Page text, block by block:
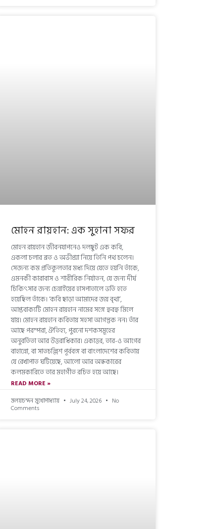
মোহন রায়হান: এক সুহানা সফর
মোহন রায়হান জীবনযাপনেও দলছুট এক কবি,
একলা চলার ব্রত ও অভীপ্সা নিয়ে তিনি পথ চলেন।
সেজন্য কম প্রতিকূলতার মধ্য দিয়ে যেতে হয়নি তাঁকে,
এমনকী কারাবাস ও শারীরিক নির্যাতন, যে জন্য দীর্ঘ
চিকিৎসার জন্য চেন্নাইয়ের হাসপাতালে ভর্তি হতে
হয়েছিল তাঁকে। ‘কবি ছাড়া আমাদের জয় বৃথা’,
আপ্তবাক্যটি মোহন রায়হান নামের সঙ্গে হুবহু মিলে
যায়। মোহন রায়হান কবিতায় সহসা আগন্তুক নন। তাঁর
আছে পরম্পরা, ঐতিহ্য, পুরনো দশকসমূহের
অনুবর্তিতা আর উত্তরাধিকার। একাত্তর, তার-ও আগের
বাহান্নো, বা সাতচল্লিশ পূর্ববঙ্গ বা বাংলাদেশের কবিতায়
যে রেখাপাত ঘটিয়েছে, আলো আর অন্ধকারের
কলমকারিতে তার মহাগীত রচিত হয়ে আছে।
READ MORE »
মলয়চন্দন মুখোপাধ্যায়
July 24, 2026 No
Comments